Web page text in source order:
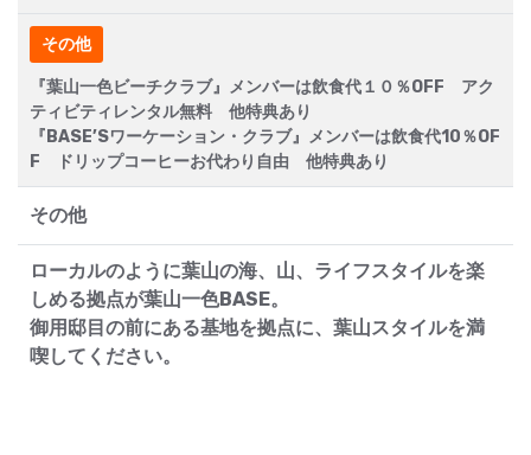
その他
『葉山一色ビーチクラブ』メンバーは飲食代１０％OFF アク
ティビティレンタル無料 他特典あり
『BASE’Sワーケーション・クラブ』メンバーは飲食代10％OF
F ドリップコーヒーお代わり自由 他特典あり
その他
ローカルのように葉山の海、山、ライフスタイルを楽
しめる拠点が葉山一色BASE。
御用邸目の前にある基地を拠点に、葉山スタイルを満
喫してください。